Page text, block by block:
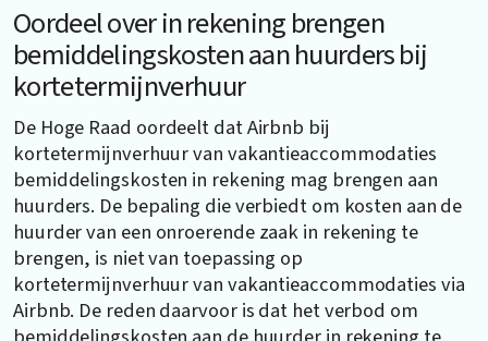
Oordeel over in rekening brengen
bemiddelingskosten aan huurders bij
kortetermijnverhuur
De Hoge Raad oordeelt dat Airbnb bij
kortetermijnverhuur van vakantieaccommodaties
bemiddelingskosten in rekening mag brengen aan
huurders. De bepaling die verbiedt om kosten aan de
huurder van een onroerende zaak in rekening te
brengen, is niet van toepassing op
kortetermijnverhuur van vakantieaccommodaties via
Airbnb. De reden daarvoor is dat het verbod om